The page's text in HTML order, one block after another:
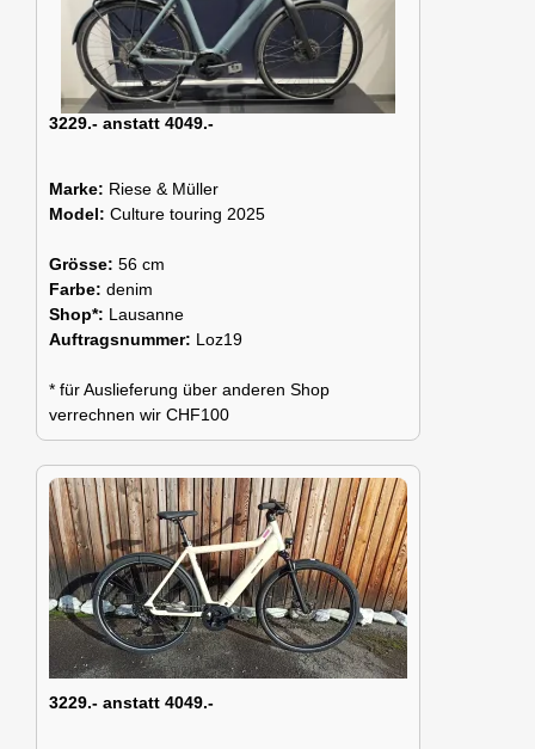
3229.- anstatt 4049.-
Marke: Riese & Müller
Model: Culture touring 2025
Grösse: 56 cm
Farbe: denim
Shop*: Lausanne
Auftragsnummer: Loz19
* für Auslieferung über anderen Shop
verrechnen wir CHF100
3229.- anstatt 4049.-